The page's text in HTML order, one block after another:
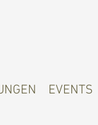
EVENTS